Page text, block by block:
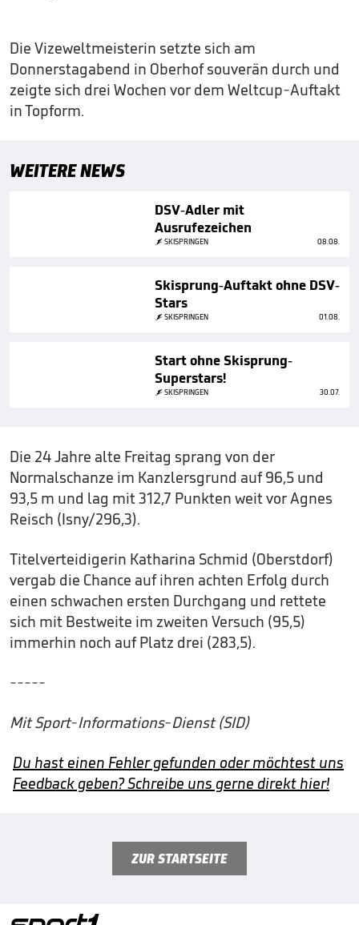
Die Vizeweltmeisterin setzte sich am
Donnerstagabend in Oberhof souverän durch und
zeigte sich drei Wochen vor dem Weltcup-Auftakt
in Topform.
WEITERE NEWS
DSV-Adler mit
Ausrufezeichen
SKISPRINGEN 08.08.
Skisprung-Auftakt ohne DSV-
Stars
SKISPRINGEN 01.08.
Start ohne Skisprung-
Superstars!
SKISPRINGEN 30.07.
Die 24 Jahre alte Freitag sprang von der
Normalschanze im Kanzlersgrund auf 96,5 und
93,5 m und lag mit 312,7 Punkten weit vor Agnes
Reisch (Isny/296,3).
Titelverteidigerin Katharina Schmid (Oberstdorf)
vergab die Chance auf ihren achten Erfolg durch
einen schwachen ersten Durchgang und rettete
sich mit Bestweite im zweiten Versuch (95,5)
immerhin noch auf Platz drei (283,5).
-----
Mit Sport-Informations-Dienst (SID)
Du hast einen Fehler gefunden oder möchtest uns
Feedback geben? Schreibe uns gerne direkt hier!
ZUR STARTSEITE